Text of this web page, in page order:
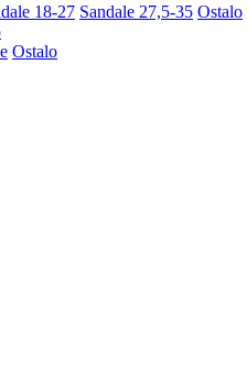
18-27 Sandale 27,5-35 Ostalo
Ostalo